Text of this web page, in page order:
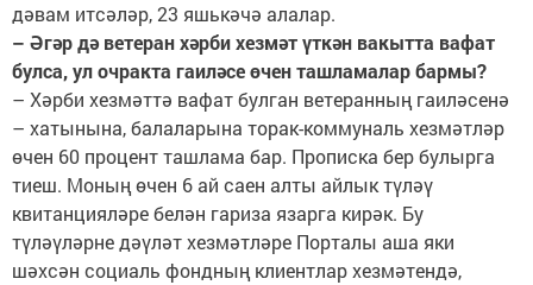
дәвам итсәләр, 23 яшькәчә алалар.
– Әгәр дә ветеран хәрби хезмәт үткән вакытта вафат
булса, ул очракта гаиләсе өчен ташламалар бармы?
– Хәрби хезмәттә вафат булган ветеранның гаиләсенә
– хатынына, балаларына торак-коммуналь хезмәтләр
өчен 60 процент ташлама бар. Прописка бер булырга
тиеш. Моның өчен 6 ай саен алты айлык түләү
квитанцияләре белән гариза язарга кирәк. Бу
түләүләрне дәүләт хезмәтләре Порталы аша яки
шәхсән социаль фондның клиентлар хезмәтендә,